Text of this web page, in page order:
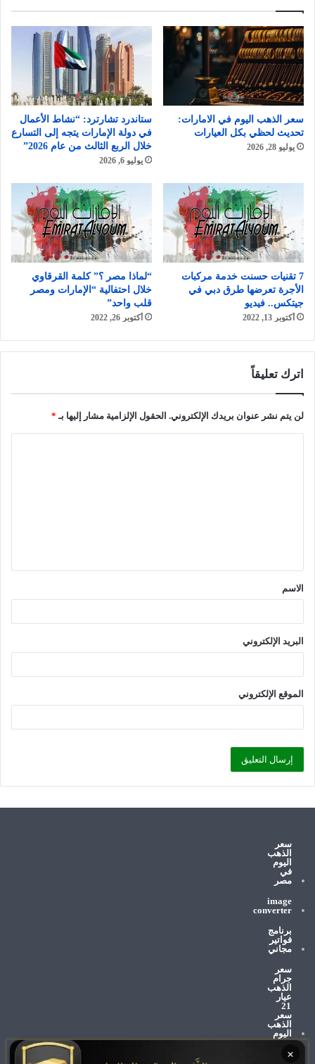
×
سعر الذهب اليوم في الامارات:
تحديث لحظي بكل العيارات
يوليو 28, 2026
ستاندرد تشارترد: “نشاط الأعمال
في دولة الإمارات يتجه إلى التسارع
خلال الربع الثالث من عام 2026”
يوليو 6, 2026
7 تقنيات حسنت خدمة مركبات
الأجرة تعرضها طرق دبي في
جيتكس.. فيديو
أكتوبر 13, 2022
“لماذا مصر ؟” كلمة القرقاوي
خلال احتفالية “الإمارات ومصر
قلب واحد”
أكتوبر 26, 2022
اترك تعليقاً
لن يتم نشر عنوان بريدك الإلكتروني. الحقول الإلزامية مشار إليها بـ *
ق
*الاسم
البريد الإلكتروني
الموقع الإلكتروني
سعر
الذهب
اليوم
في
مصر
image
converter
برنامج
فواتير
مجاني
سعر
جرام
الذهب
عيار
21
سعر
الذهب
اليوم
وظائف